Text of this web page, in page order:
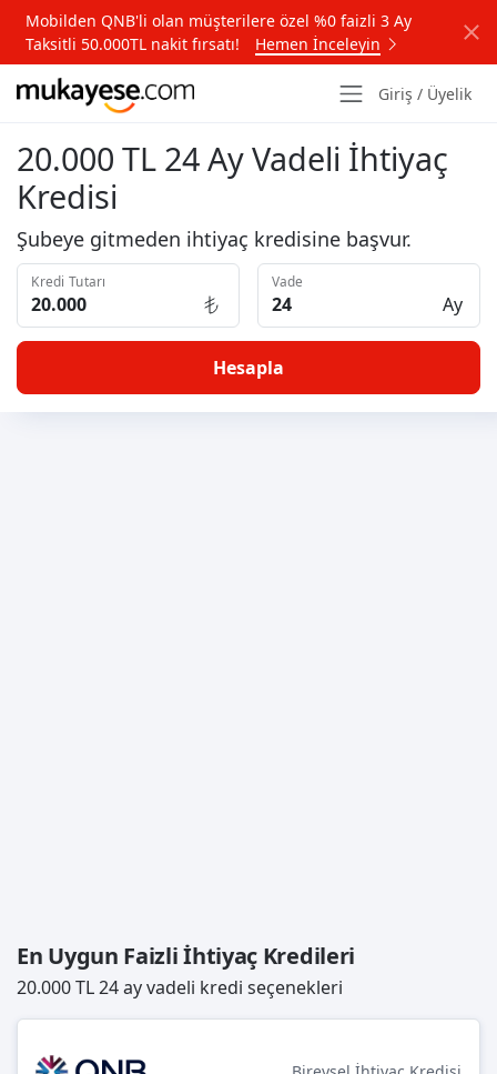
Mobilden QNB'li olan müşterilere özel %0 faizli 3 Ay
Taksitli 50.000TL nakit fırsatı!
Hemen İnceleyin
Giriş / Üyelik
20.000 TL 24 Ay Vadeli İhtiyaç
Kredisi
Şubeye gitmeden ihtiyaç kredisine başvur.
Kredi Tutarı Vade
Ay
Hesapla
En Uygun Faizli İhtiyaç Kredileri
20.000 TL 24 ay vadeli kredi seçenekleri